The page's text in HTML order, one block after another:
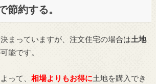
節約する。
まっていますが、注文住宅の場合は土地
能です。
って、 相場よりもお得に土地を購入でき